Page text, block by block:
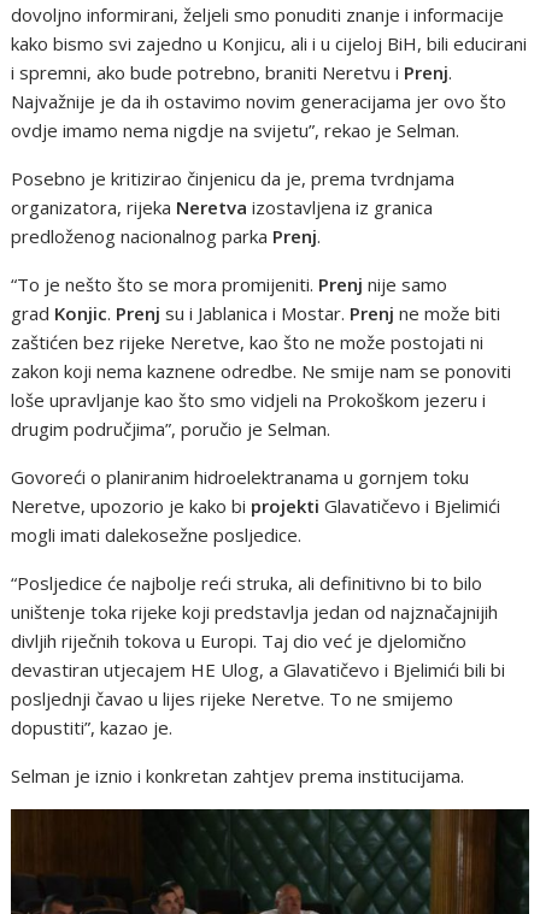
dovoljno informirani, željeli smo ponuditi znanje i informacije
kako bismo svi zajedno u Konjicu, ali i u cijeloj BiH, bili educirani
i spremni, ako bude potrebno, braniti Neretvu i Prenj.
Najvažnije je da ih ostavimo novim generacijama jer ovo što
ovdje imamo nema nigdje na svijetu”, rekao je Selman.
Posebno je kritizirao činjenicu da je, prema tvrdnjama
organizatora, rijeka Neretva izostavljena iz granica
predloženog nacionalnog parka Prenj.
“To je nešto što se mora promijeniti. Prenj nije samo
grad Konjic. Prenj su i Jablanica i Mostar. Prenj ne može biti
zaštićen bez rijeke Neretve, kao što ne može postojati ni
zakon koji nema kaznene odredbe. Ne smije nam se ponoviti
loše upravljanje kao što smo vidjeli na Prokoškom jezeru i
drugim područjima”, poručio je Selman.
Govoreći o planiranim hidroelektranama u gornjem toku
Neretve, upozorio je kako bi projekti Glavatičevo i Bjelimići
mogli imati dalekosežne posljedice.
“Posljedice će najbolje reći struka, ali definitivno bi to bilo
uništenje toka rijeke koji predstavlja jedan od najznačajnijih
divljih riječnih tokova u Europi. Taj dio već je djelomično
devastiran utjecajem HE Ulog, a Glavatičevo i Bjelimići bili bi
posljednji čavao u lijes rijeke Neretve. To ne smijemo
dopustiti”, kazao je.
Selman je iznio i konkretan zahtjev prema institucijama.